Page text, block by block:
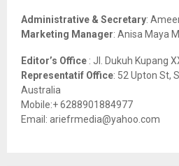
Administrative & Secretary:
Marketing Manager: Anisa Maya M
Editor’s Office : Jl. Dukuh Kupang
Representatif Office: 52 Upton St,
Australia
Mobile:+ 6288901884977
Email: ariefrmedia@yahoo.com